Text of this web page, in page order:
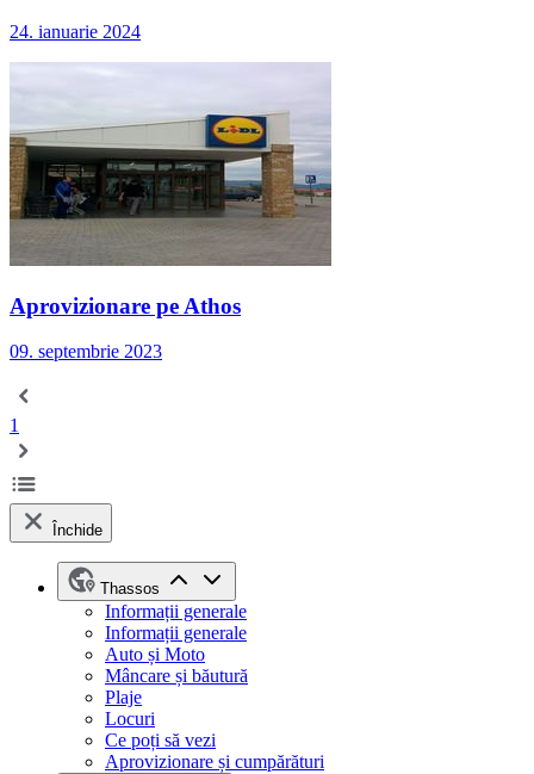
24. ianuarie 2024
Aprovizionare pe Athos
09. septembrie 2023
1
Închide
Thassos
Informații generale
Informații generale
Auto și Moto
Mâncare și băutură
Plaje
Locuri
Ce poți să vezi
Aprovizionare și cumpărături